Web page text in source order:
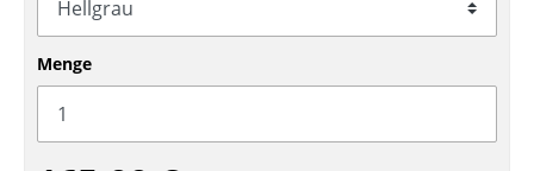
Tische
Esstische
Beistelltische
Menge